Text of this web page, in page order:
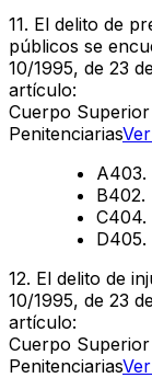
11. El delito de
públicos se
10/1995, de 23
artículo:
Cuerpo
Penitenciarias
A403.
B402.
C404.
D405.
12. El delito de
10/1995, de 23
artículo:
Cuerpo
Penitenciarias